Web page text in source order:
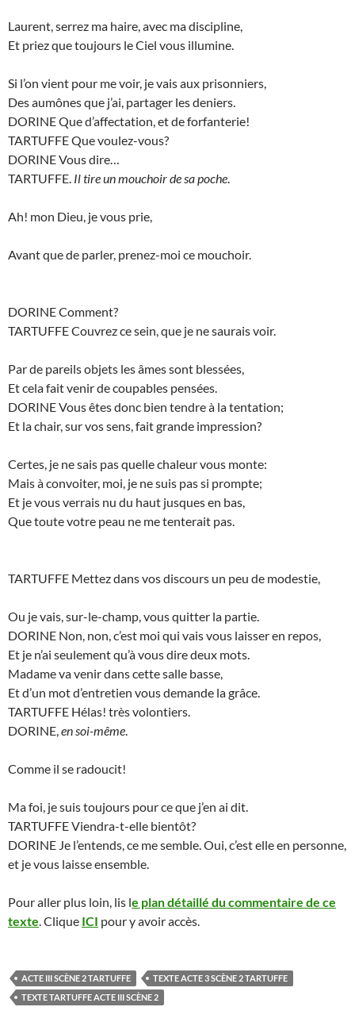
Laurent, serrez ma haire, avec ma discipline,
Et priez que toujours le Ciel vous illumine.
Si l’on vient pour me voir, je vais aux prisonniers,
Des aumônes que j’ai, partager les deniers.
DORINE Que d’affectation, et de forfanterie!
TARTUFFE Que voulez-vous?
DORINE Vous dire…
TARTUFFE. Il tire un mouchoir de sa poche.
Ah! mon Dieu, je vous prie,
Avant que de parler, prenez-moi ce mouchoir.
DORINE Comment?
TARTUFFE Couvrez ce sein, que je ne saurais voir.
Par de pareils objets les âmes sont blessées,
Et cela fait venir de coupables pensées.
DORINE Vous êtes donc bien tendre à la tentation;
Et la chair, sur vos sens, fait grande impression?
Certes, je ne sais pas quelle chaleur vous monte:
Mais à convoiter, moi, je ne suis pas si prompte;
Et je vous verrais nu du haut jusques en bas,
Que toute votre peau ne me tenterait pas.
TARTUFFE Mettez dans vos discours un peu de modestie,
Ou je vais, sur-le-champ, vous quitter la partie.
DORINE Non, non, c’est moi qui vais vous laisser en repos,
Et je n’ai seulement qu’à vous dire deux mots.
Madame va venir dans cette salle basse,
Et d’un mot d’entretien vous demande la grâce.
TARTUFFE Hélas! très volontiers.
DORINE,en soi-même.
Comme il se radoucit!
Ma foi, je suis toujours pour ce que j’en ai dit.
TARTUFFE Viendra-t-elle bientôt?
DORINE Je l’entends, ce me semble. Oui, c’est elle en personne,
et je vous laisse ensemble.
Pour aller plus loin, lis le plan détaillé du commentaire de ce
texte. Clique ICI pour y avoir accès.
ACTE III SCÈNE 2 TARTUFFE
TEXTE ACTE 3 SCÈNE 2 TARTUFFE
TEXTE TARTUFFE ACTE III SCÈNE 2